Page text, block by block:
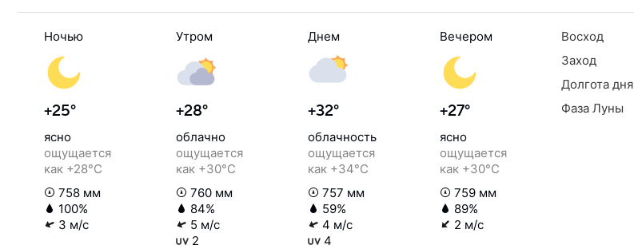
Ночью
+25°
ясно
ощущается
как +28°C
758 мм
100%
3 м/с
Утром
+28°
облачно
ощущается
как +30°C
760 мм
84%
5 м/с
2
Днем
+32°
облачность
ощущается
как +34°C
757 мм
59%
4 м/с
4
Вечером
+27°
ясно
ощущается
как +30°C
759 мм
89%
2 м/с
Восход
Заход
Долгота дня
Фаза Луны